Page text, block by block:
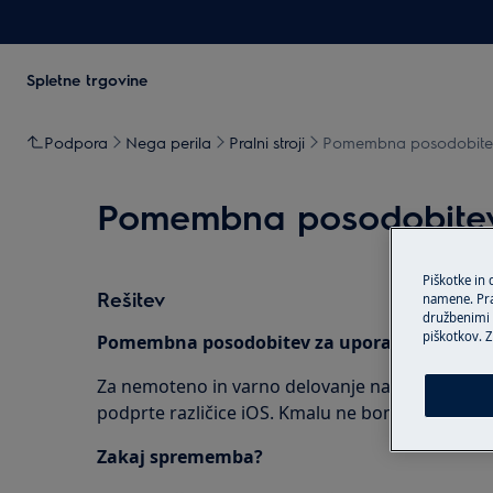
Spletne trgovine
Podpora Nega perila Pralni stroji Pomembna
Pomembna
Rešitev
Pomembna posodobitev za uporabnike iOS:
Za nemoteno in varno delovanje naših aplikacij
podprte različice iOS. Kmalu ne bomo več
Zakaj sprememba?
Piškotke in
namene.
družbenimi
piškotkov.